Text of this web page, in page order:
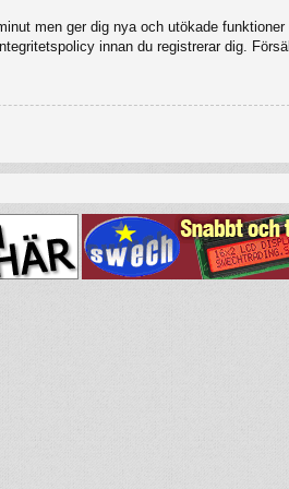
men ger dig nya och utökade
innan du registrerar dig.